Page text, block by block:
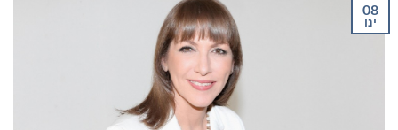
08
ינו